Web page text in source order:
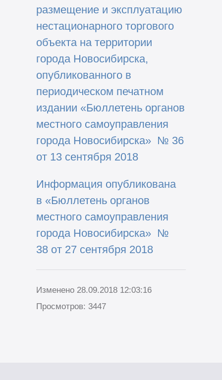
размещение и эксплуатацию
нестационарного торгового
объекта на территории
города Новосибирска,
опубликованного в
периодическом печатном
издании «Бюллетень органов
местного самоуправления
города Новосибирска» № 36
от 13 сентября 2018
Информация опубликована
в «Бюллетень органов
местного самоуправления
города Новосибирска» №
38 от 27 сентября 2018
Изменено 28.09.2018 12:03:16
Просмотров: 3447